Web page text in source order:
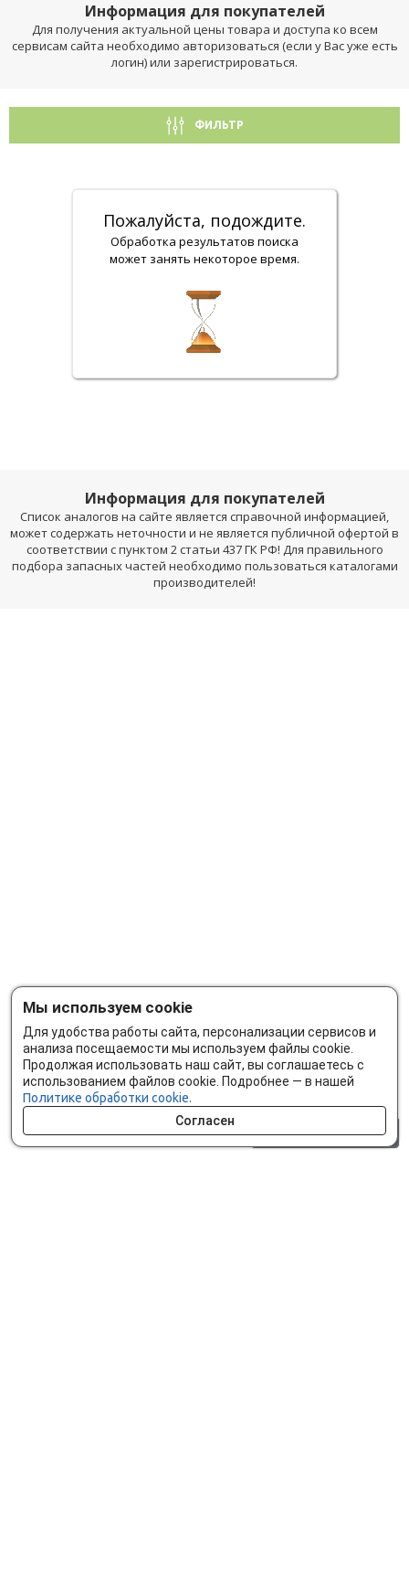
Информация для покупателей
Для получения актуальной цены товара и доступа ко всем
сервисам сайта необходимо авторизоваться (если у Вас уже есть
логин) или зарегистрироваться.
ФИЛЬТР
Пожалуйста, подождите.
Обработка результатов поиска
может занять некоторое время.
Информация для покупателей
Список аналогов на сайте является справочной информацией,
может содержать неточности и не является публичной офертой в
соответствии с пунктом 2 статьи 437 ГК РФ! Для правильного
подбора запасных частей необходимо пользоваться каталогами
производителей!
Мы используем cookie
Для удобства работы сайта, персонализации сервисов и
анализа посещаемости мы используем файлы cookie.
Продолжая использовать наш сайт, вы соглашаетесь с
использованием файлов cookie. Подробнее — в нашей
Политике обработки cookie.
Согласен